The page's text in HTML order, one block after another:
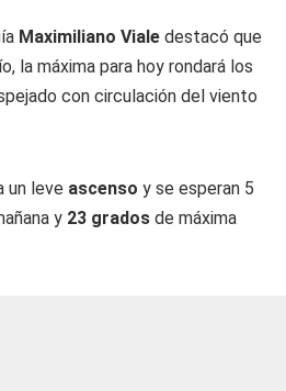
Maximiliano Viale destacó que
la máxima para hoy rondará los
con circulación del viento
un leve ascenso y se esperan 5
y 23 grados de máxima